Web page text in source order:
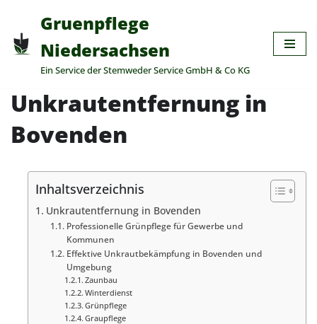
Zum
Inhalt
springen
Gruenpflege
Niedersachsen
Ein Service der Stemweder Service GmbH & Co KG
Unkrautentfernung in
Bovenden
Inhaltsverzeichnis
Unkrautentfernung in Bovenden
Professionelle Grünpflege für Gewerbe und
Kommunen
Effektive Unkrautbekämpfung in Bovenden und
Umgebung
Zaunbau
Winterdienst
Grünpflege
Graupflege